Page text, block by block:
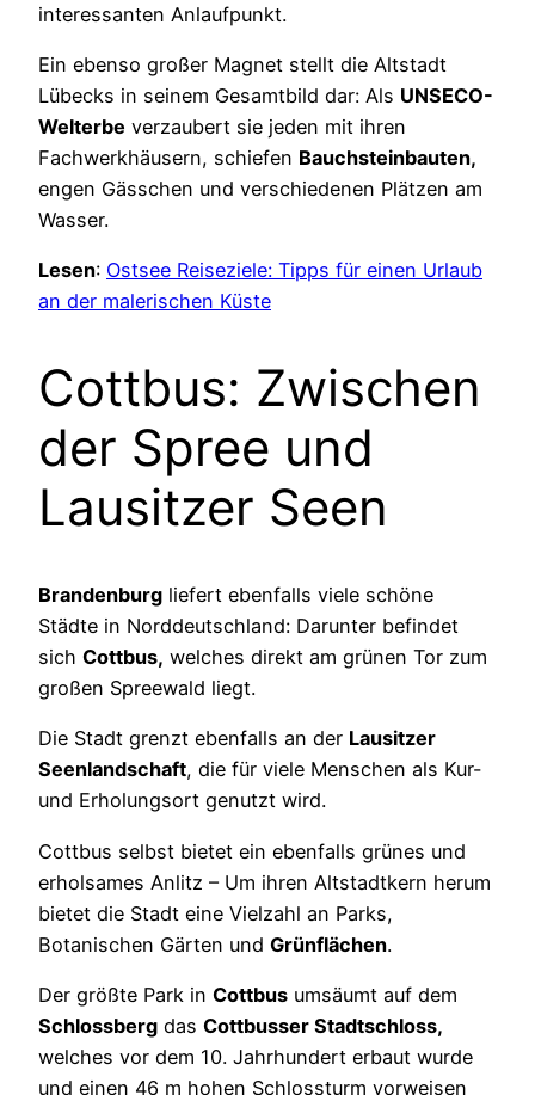
interessanten Anlaufpunkt.
Ein ebenso großer Magnet stellt die Altstadt
Lübecks in seinem Gesamtbild dar: Als UNSECO-
Welterbe verzaubert sie jeden mit ihren
Fachwerkhäusern, schiefen Bauchsteinbauten,
engen Gässchen und verschiedenen Plätzen am
Wasser.
Lesen: Ostsee Reiseziele: Tipps für einen Urlaub
an der malerischen Küste
Cottbus: Zwischen
der Spree und
Lausitzer Seen
Brandenburg liefert ebenfalls viele schöne
Städte in Norddeutschland: Darunter befindet
sich Cottbus, welches direkt am grünen Tor zum
großen Spreewald liegt.
Die Stadt grenzt ebenfalls an der Lausitzer
Seenlandschaft, die für viele Menschen als Kur-
und Erholungsort genutzt wird.
Cottbus selbst bietet ein ebenfalls grünes und
erholsames Anlitz – Um ihren Altstadtkern herum
bietet die Stadt eine Vielzahl an Parks,
Botanischen Gärten und Grünflächen.
Der größte Park in Cottbus umsäumt auf dem
Schlossberg das Cottbusser Stadtschloss,
welches vor dem 10. Jahrhundert erbaut wurde
und einen 46 m hohen Schlossturm vorweisen